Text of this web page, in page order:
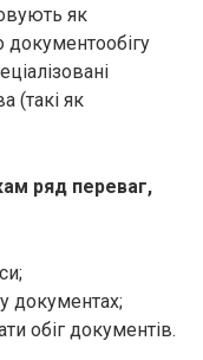
як
документообігу
(такі як
ряд переваг,
документах;
обіг документів.